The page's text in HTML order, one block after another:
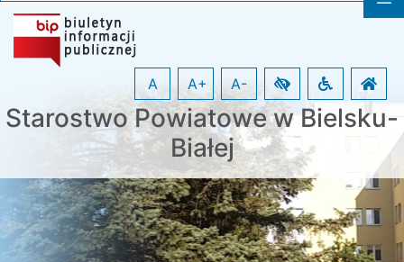
Starostwo Powiatowe w Bielsku-
Białej
A A+ A-